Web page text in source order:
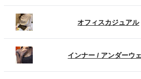
オフィスカジュアル
インナー / アンダーウ